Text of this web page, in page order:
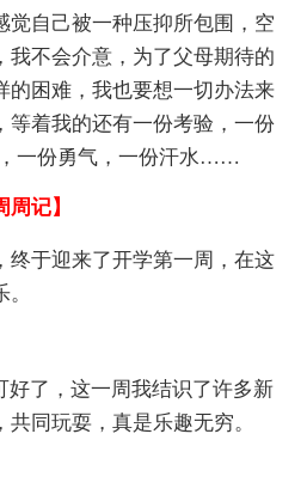
自己被一种压抑所包围，空
我不会介意，为了父母期待的
的困难，我也要想一切办法来
等着我的还有一份考验，一份
一份勇气，一份汗水……
记】
于迎来了开学第一周，在这
了，这一周我结识了许多新
同玩耍，真是乐趣无穷。